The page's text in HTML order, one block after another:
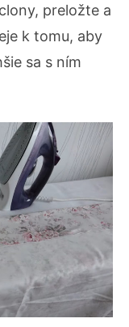
preložte a
k tomu, aby
sa s ním